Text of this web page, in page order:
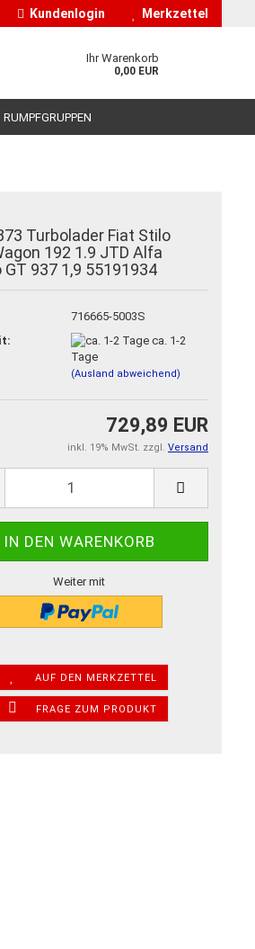
Kundenlogin Merkzettel
Ihr Warenkorb
0,00 EUR
RUMPFGRUPPEN
Turbolader Fiat Stilo
192 1.9 JTD Alfa
GT 937 1,9 55191934
716665-5003S
ca. 1-2
Tage
(Ausland abweichend)
729,89 EUR
inkl. 19% MwSt. zzgl. Versand
Weiter mit
AUF DEN MERKZETTEL
FRAGE ZUM PRODUKT